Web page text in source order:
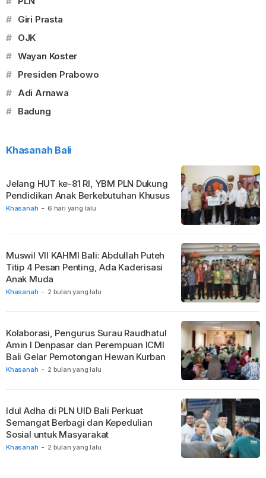
# Giri Prasta
# OJK
# Wayan Koster
# Presiden Prabowo
# Adi Arnawa
# Badung
Khasanah Bali
Khasanah - 6 hari yang lalu
Jelang HUT ke-81 RI, YBM PLN Dukung
Pendidikan Anak Berkebutuhan Khusus
Khasanah - 2 bulan yang lalu
Muswil VII KAHMI Bali: Abdullah Puteh
Titip 4 Pesan Penting, Ada Kaderisasi
Anak Muda
Khasanah - 2 bulan yang lalu
Kolaborasi, Pengurus Surau Raudhatul
Amin I Denpasar dan Perempuan ICMI
Bali Gelar Pemotongan Hewan Kurban
Khasanah - 2 bulan yang lalu
Idul Adha di PLN UID Bali Perkuat
Semangat Berbagi dan Kepedulian
Sosial untuk Masyarakat